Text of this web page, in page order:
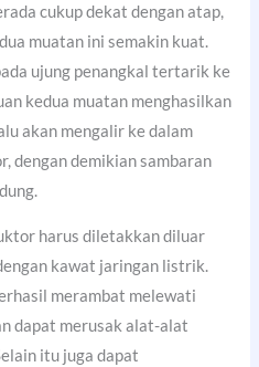
cukup dekat dengan atap,
muatan ini semakin kuat.
ujung penangkal tertarik ke
kedua muatan menghasilkan
akan mengalir ke dalam
dengan demikian sambaran
harus diletakkan diluar
kawat jaringan listrik.
merambat melewati
dapat merusak alat-alat
itu juga dapat